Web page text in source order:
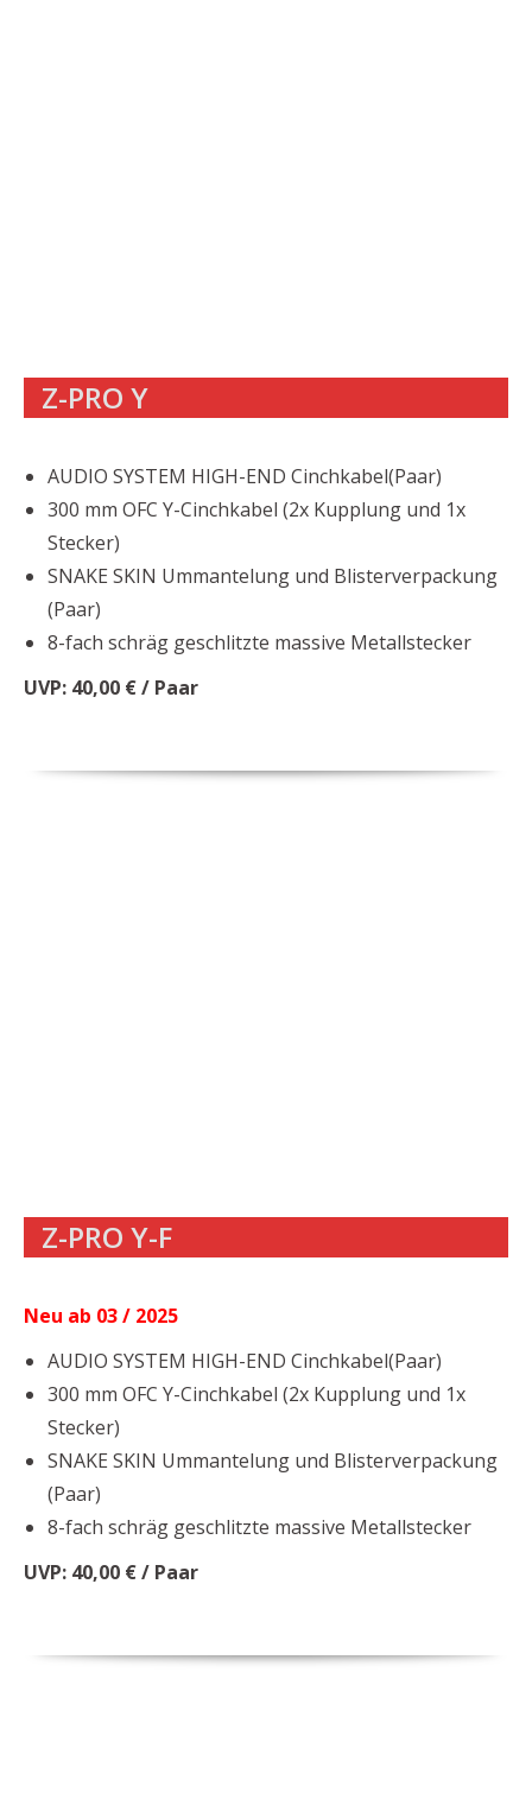
Z-PRO Y
AUDIO SYSTEM HIGH-END Cinchkabel(Paar)
300 mm OFC Y-Cinchkabel (2x Kupplung und 1x
Stecker)
SNAKE SKIN Ummantelung und Blisterverpackung
(Paar)
8-fach schräg geschlitzte massive Metallstecker
UVP: 40,00 € / Paar
Z-PRO Y-F
Neu ab 03 / 2025
AUDIO SYSTEM HIGH-END Cinchkabel(Paar)
300 mm OFC Y-Cinchkabel (2x Kupplung und 1x
Stecker)
SNAKE SKIN Ummantelung und Blisterverpackung
(Paar)
8-fach schräg geschlitzte massive Metallstecker
UVP: 40,00 € / Paar